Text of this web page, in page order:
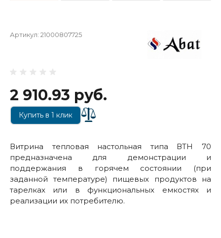
Артикул: 21000807725
2 910.93 руб.
Купить в 1 клик
Витрина тепловая настольная типа ВТН 70
предназначена для демонстрации и
поддержания в горячем состоянии (при
заданной температуре) пищевых продуктов на
тарелках или в функциональных емкостях и
реализации их потребителю.